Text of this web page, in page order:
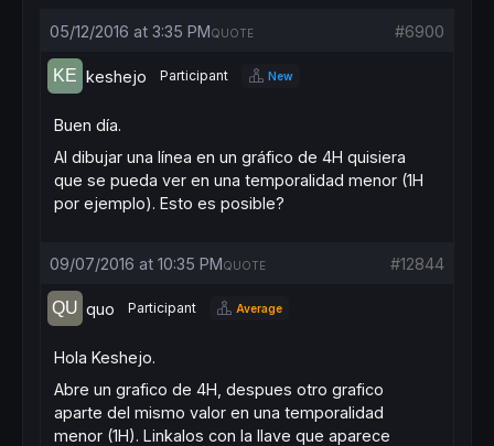
05/12/2016 at 3:35 PM #6900
QUOTE
keshejo Participant New
Buen día.
Al dibujar una línea en un gráfico de 4H quisiera
que se pueda ver en una temporalidad menor (1H
por ejemplo). Esto es posible?
09/07/2016 at 10:35 PM #12844
QUOTE
quo Participant Average
Hola Keshejo.
Abre un grafico de 4H, despues otro grafico
aparte del mismo valor en una temporalidad
menor (1H). Linkalos con la llave que aparece